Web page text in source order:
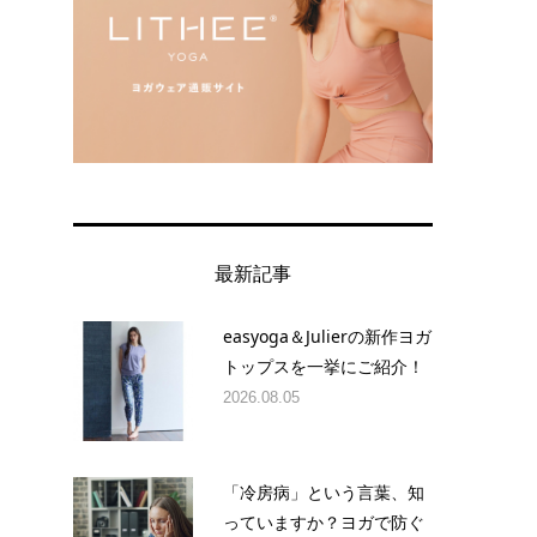
最新記事
easyoga＆Julierの新作ヨガ
トップスを一挙にご紹介！
2026.08.05
「冷房病」という言葉、知
っていますか？ヨガで防ぐ